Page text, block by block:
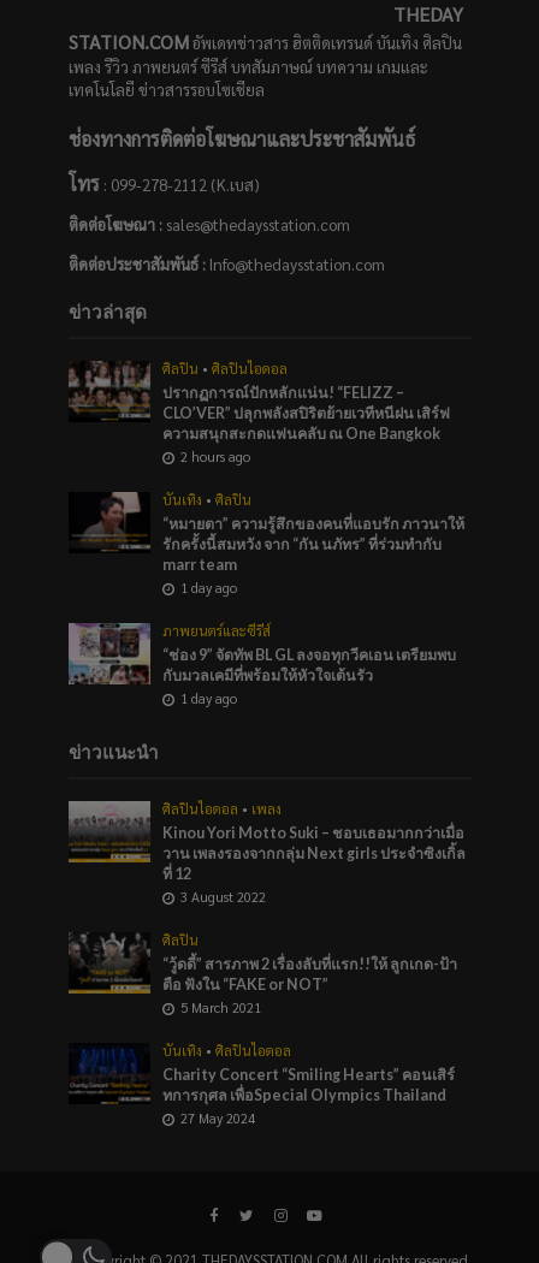
THEDAY
STATION.COMอัพเดทข่าวสาร ฮิตติดเทรนด์ บันเทิง ศิลปิน
เพลง รีวิว ภาพยนตร์ ซีรีส์ บทสัมภาษณ์ บทความ เกมและ
เทคโนโลยี ข่าวสารรอบโซเชียล
ช่องทางการติดต่อโฆษณาและประชาสัมพันธ์
โทร: 099-278-2112 (K.เบส)
ติดต่อโฆษณา :sales@thedaysstation.com
ติดต่อประชาสัมพันธ์: Info@thedaysstation.com
ข่าวล่าสุด
ศิลปิน • ศิลปินไอดอล
ปรากฏการณ์ปักหลักแน่น! “FELIZZ –
CLO’VER” ปลุกพลังสปิริตย้ายเวทีหนีฝน เสิร์ฟ
ความสนุกสะกดแฟนคลับ ณ One Bangkok
2 hours ago
บันเทิง • ศิลปิน
“หมายตา” ความรู้สึกของคนที่แอบรัก ภาวนาให้
รักครั้งนี้สมหวัง จาก “กัน นภัทร” ที่ร่วมทำกับ
marr team
1 day ago
ภาพยนตร์และซีรีส์
“ช่อง 9” จัดทัพ BL GL ลงจอทุกวีคเอน เตรียมพบ
กับมวลเคมีที่พร้อมให้หัวใจเต้นรัว
1 day ago
ข่าวแนะนำ
ศิลปินไอดอล • เพลง
Kinou Yori Motto Suki – ชอบเธอมากกว่าเมื่อ
วาน เพลงรองจากกลุ่ม Next girls ประจำซิงเกิ้ล
ที่ 12
3 August 2022
ศิลปิน
“วู้ดดี้” สารภาพ 2 เรื่องลับที่แรก!!ให้ ลูกเกด-ป้า
ตือ ฟังใน “FAKE or NOT”
5 March 2021
บันเทิง • ศิลปินไอดอล
Charity Concert “Smiling Hearts” คอนเสิร์
ทการกุศล เพื่อSpecial Olympics Thailand
27 May 2024